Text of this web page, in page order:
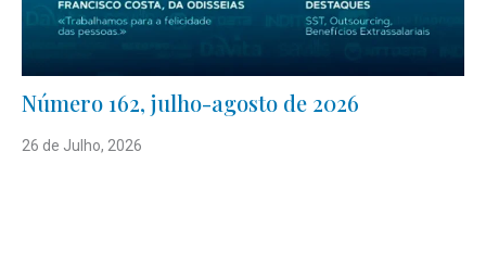
Número 162, julho-agosto de 2026
26 de Julho, 2026